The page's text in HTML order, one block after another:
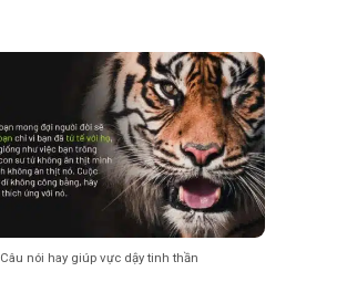
Câu nói hay giúp vực dậy tinh thần